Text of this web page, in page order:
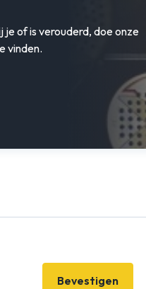
of is verouderd, doe onze
vinden.
Bevestigen